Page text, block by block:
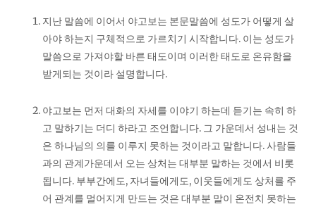
지난 말씀에 이어서 야고보는 본문말씀에 성도가 어떻게 살
아야 하는지 구체적으로 가르치기 시작합니다. 이는 성도가
말씀으로 가져야할 바른 태도이며 이러한 태도로 온유함을
받게되는 것이라 설명합니다.
야고보는 먼저 대화의 자세를 이야기 하는데 듣기는 속히 하
고 말하기는 더디 하라고 조언합니다. 그 가운데서 성내는 것
은 하나님의 의를 이루지 못하는 것이라고 말합니다. 사람들
과의 관계가운데서 오는 상처는 대부분 말하는 것에서 비롯
됩니다. 부부간에도, 자녀들에게도, 이웃들에게도 상처를 주
어 관계를 멀어지게 만드는 것은 대부분 말이 온전치 못하는